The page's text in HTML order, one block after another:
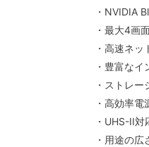
・NVIDIA
・最大4画
・高速ネ
・豊富な
・ストレ
・高効率
・UHS-II
・用途の